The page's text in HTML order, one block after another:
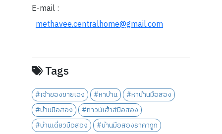
E-mail :
methavee.centralhome@gmail.com
Tags
#เจ้าของขายเอง #หาบ้าน
#หาบ้านมือสอง
#บ้านมือสอง
#ทาวน์เฮ้าส์มือสอง
#บ้านเดี่ยวมือสอง
#บ้านมือสองราคาถูก